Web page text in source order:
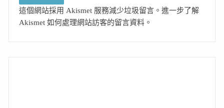
這個網站採用 Akismet 服務減少垃圾留言。 進一步了解
Akismet 如何處理網站訪客的留言資料 。